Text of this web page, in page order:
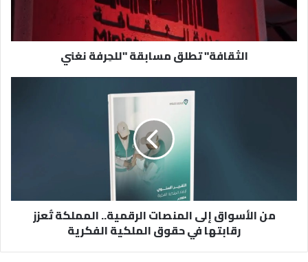
الثقافة" تطلق مسابقة "للحِرفة نغني
في
من الأسواق إلى المنصات الرقمية.. المملكة تُعزز
رقابتها في حقوق الملكية الفكرية